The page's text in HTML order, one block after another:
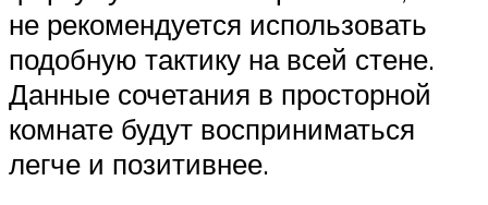
не рекомендуется использовать
подобную тактику на всей стене.
Данные сочетания в просторной
комнате будут восприниматься
легче и позитивнее.